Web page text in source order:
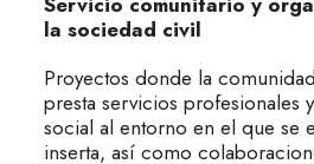
la sociedad civil
Proyectos donde la
presta servicios profesionales
social al entorno en el que se
inserta, así como